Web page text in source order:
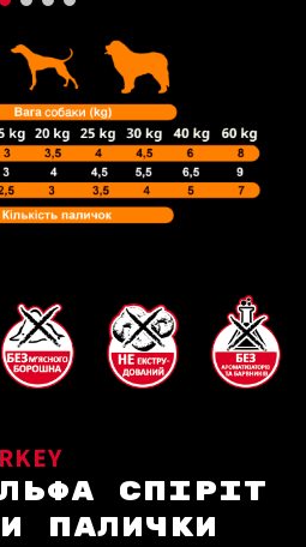
СПІРІТ
ПАЛИЧКИ